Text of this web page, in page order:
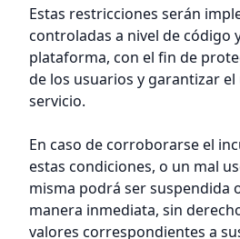
Estas restricciones serán
controladas a nivel de código
plataforma, con el fin de
de los usuarios y garantizar
servicio.
En caso de corroborarse el
estas condiciones, o un mal
misma podrá ser suspendida
manera inmediata, sin
valores correspondientes a